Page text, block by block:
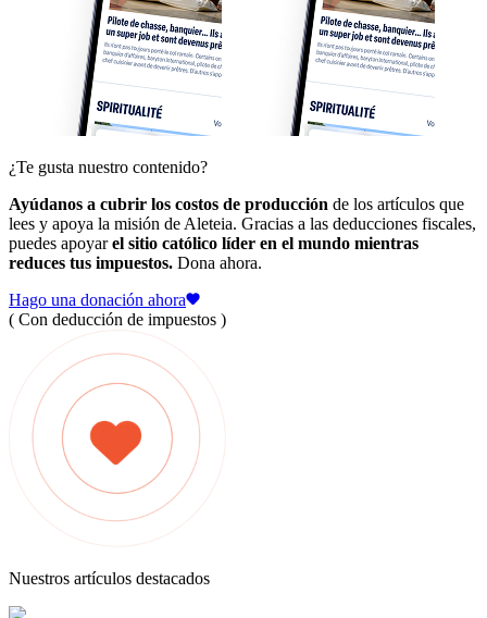
¿Te gusta nuestro contenido?
Ayúdanos a cubrir los costos de producción de los artículos que
lees y apoya la misión de Aleteia. Gracias a las deducciones fiscales,
puedes apoyarel sitio católico líder en el mundo mientras
reduces tus impuestos. Dona ahora.
Hago una donación ahora
( Con deducción de impuestos )
Nuestros artículos destacados